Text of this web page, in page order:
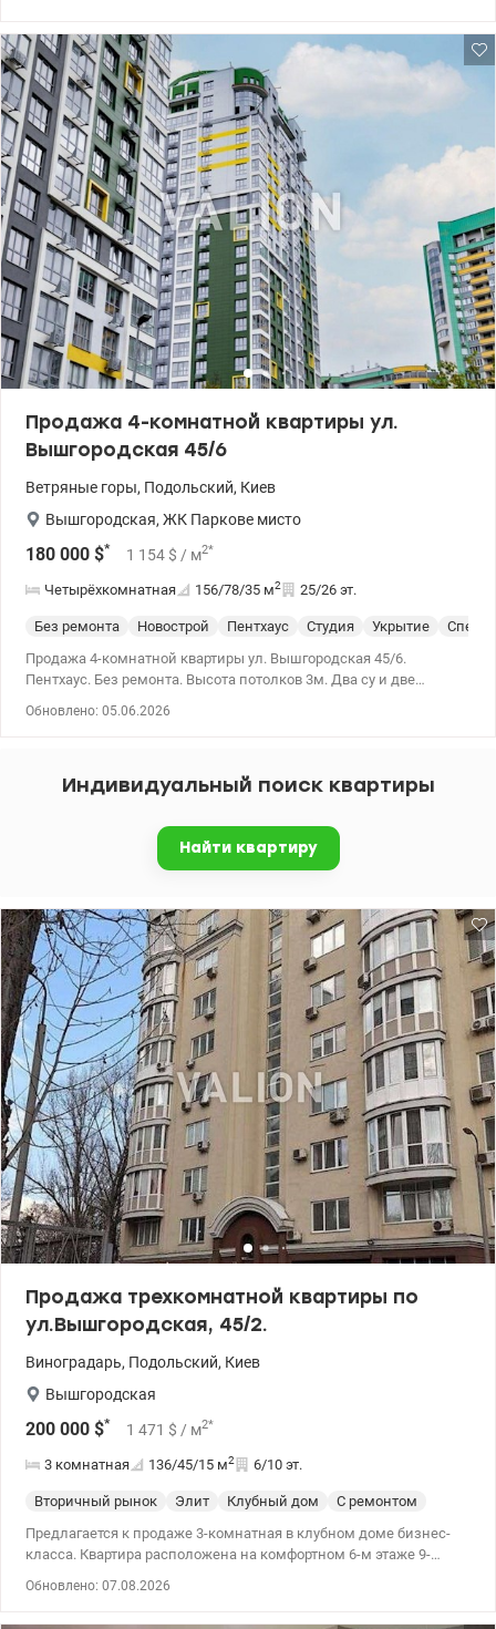
интернет. Квартира продается с мебелью и техникой. Имеются
бойлер и счетчики на воду, тепло, электричество. 044 200 10 80
valion.ua/1151449
Продажа 4-комнатной квартиры ул.
Вышгородская 45/6
Ветряные горы, Подольский, Киев
Вышгородская, ЖК Паркове мисто
180 000 $* 1 154 $ / м2*
Четырёхкомнатная 156/78/35 м2 25/26 эт.
Без ремонта Новострой Пентхаус Студия Укрытие
Продажа 4-комнатной квартиры ул. Вышгородская 45/6.
Пентхаус. Без ремонта. Высота потолков 3м. Два су и две
Обновлено: 05.06.2026
Индивидуальный поиск квартиры
Найти квартиру
Продажа трехкомнатной квартиры по
ул.Вышгородская, 45/2.
Виноградарь, Подольский, Киев
Вышгородская
200 000 $* 1 471 $ / м2*
3 комнатная 136/45/15 м2 6/10 эт.
Вторичный рынок Элит Клубный дом
С ремонтом
Предлагается к продаже 3-комнатная в клубном доме бизнес-
класса. Квартира расположена на комфортном 6-м этаже 9-
Обновлено: 07.08.2026